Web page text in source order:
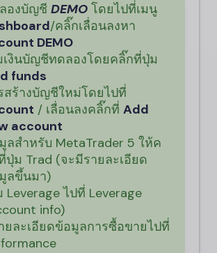
องบัญชี DEMO โดยไปที่เมนู
/คลิ๊กเลื่อนลงหา
DEMO
เงินบัญชีทดลองโดยคลิ๊กที่ปุ่ม
funds
สร้างบัญชีใหม่โดยไปที่
/ เลื่อนลงคลิ๊กที่ Add
account
ลสำหรับ MetaTrader 5 ให้ค
ปุ่ม Trad (จะมีรายละเอียด
ลขึ้นมา)
Leverage ไปที่ Leverage
info)
ยละเอียดข้อมูลการซื้อขายไปที่